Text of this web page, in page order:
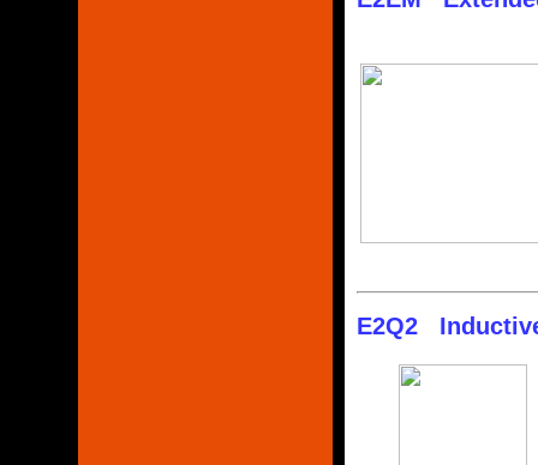
E2Q2